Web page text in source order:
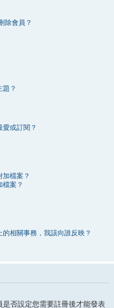
除會員？
題？
或訂閱？
加檔案？
檔案？
相關事務，我該向誰反映？
否設定您需要註冊後才能發表